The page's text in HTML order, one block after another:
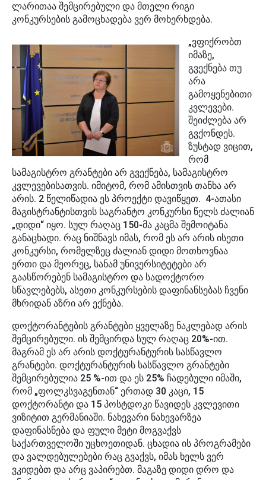
ლარითაა შემცირებული და მთელი რიგი
კონკურსების გამოცხადება ვერ მოხერხდება.
„ვფიქრობთ
იმაზე,
გვექნება თუ
არა
გამოყენებითი
კვლევები.
შეიძლება არ
გვქონდეს.
ზუსტად ვიცით,
რომ
სამაგისტრო გრანტები არ გვექნება, სამაგისტრო
კვლევებისათვის. იმიტომ, რომ ამისთვის თანხა არ
არის. 2 წელიწადია ეს პროექტი დავიწყეთ. 4-ათასი
მაგისტრანტისთვის საგრანტო კონკურსი წელს ძალიან
„დიდი“ იყო. სულ რაღაც 150-მა კაცმა შემოიტანა
განაცხადი. რაც ნიშნავს იმას, რომ ეს არ არის ისეთი
კონკურსი, რომელზეც ძალიან დიდი მოთხოვნაა
ერთი და მეორეც, სანამ უნივერსიტეტები არ
გაასწორებენ სამაგისტრო და სადოქტორო
სწავლებებს, ასეთი კონკურსების დაფინანსებას ჩვენი
მხრიდან აზრი არ ექნება.
დოქტორანტების გრანტები ყველაზე ნაკლებად არის
შემცირებული. ის შემცირდა სულ რაღაც 20%-ით.
მაგრამ ეს არ არის დოქტურანტურის სასწავლო
გრანტები. დოქტურანტურის სასწავლო გრანტები
შემცირებულია 25 %-ით და ეს 25% ჩადებული იმაში,
რომ „ფოლკსვაგენთან“ ერთად 30 კაცი, 15
დოქტორანტი და 15 პოსტდოკი წავიდეს კვლევითი
ვიზიტით გერმანიაში. ნახევარი ნახევარზეა
დაფინასნება და ფული მეტი მოგვაქვს
საქართველოში უცხოეთიდან. ცხადია ის პროგრამები
და ვალდებულებები რაც გვაქვს, იმას ხელს ვერ
ვკიდებთ და არც ვაპირებთ. მაგაზე დიდი დრო და